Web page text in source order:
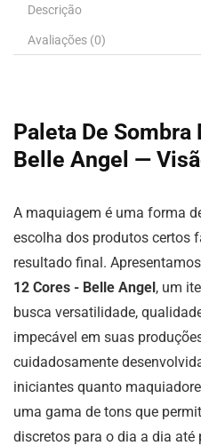
Descrição
Avaliações (0)
Paleta De
Belle Angel —
A maquiagem é uma forma
escolha dos produtos certos
resultado final.
12 Cores - Belle Angel , um
busca versatilidade,
impecável em suas
cuidadosamente
iniciantes quanto
uma gama de tons que
discretos para o dia a dia